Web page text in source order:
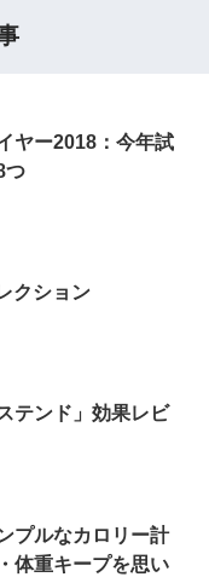
ヤー2018：今年試
つ
クション
テンド」効果レビ
プルなカロリー計
体重キープを思い